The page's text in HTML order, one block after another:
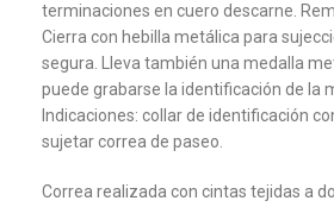
terminaciones en cuero descarne.
Cierra con hebilla metálica para
segura. Lleva también una medalla
puede grabarse la identificación de la
Indicaciones: collar de identificación
sujetar correa de paseo.
Correa realizada con cintas tejidas a